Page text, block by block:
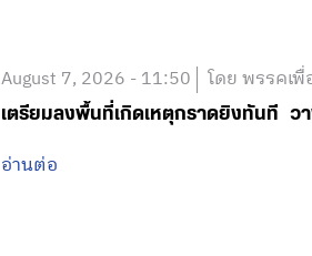
August 7, 2026 - 11:50 โดย พรรคเพื่
เตรียมลงพื้นที่เกิดเหตุกราดยิงทันที ว
อ่านต่อ